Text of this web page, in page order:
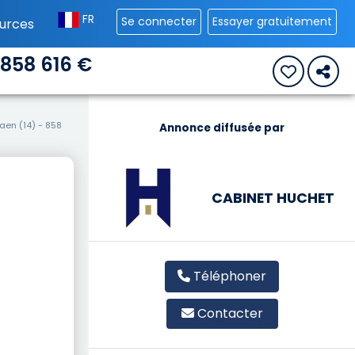
FR Se connecter Essayer gratuitement
616 €
(14) - 858
Annonce diffusée par
CABINET HUCHET
Téléphoner
Contacter